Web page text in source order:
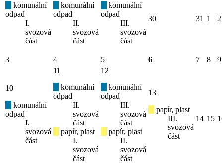
komunální
odpad
I.
svozová
část
komunální
odpad
II.
svozová
část
komunální
odpad
III.
svozová
část
30 31 1 2
3 4 5 6 7 8 9
10
komunální
odpad
I.
svozová
část
11
komunální
odpad
II.
svozová
část
papír, plast
I.
svozová
část
12
komunální
odpad
III.
svozová
část
papír, plast
II.
svozová
část
13
papír, plast
III.
svozová
část
14 15